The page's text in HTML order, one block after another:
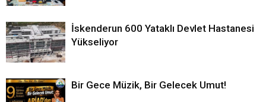
İskenderun 600 Yataklı Devlet Hastanesi
Yükseliyor
Bir Gece Müzik, Bir Gelecek Umut!